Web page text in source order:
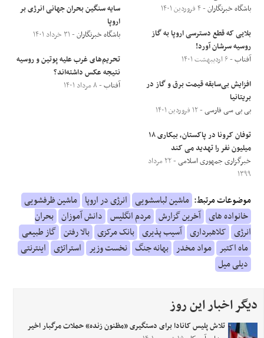
باشگاه خبرنگاران- ۴ فروردین ۱۴۰۱
بلایی که قطع دسترسی اروپا به گاز
روسیه سرشان آورد!
آفتاب- ۶ اردیبهشت ۱۴۰۱
افزایش بی‌سابقه قیمت برق و گاز در
بریتانیا
بی بی سی فارسی- ۱۲ فروردین ۱۴۰۱
توفان کرونا در پاکستان، بیکاری ۱۸
میلیون نفر را تهدید می کند
خبرگزاری جمهوری اسلامی
- ۲۲ مرداد
۱۳۹۹
سایه سنگین بحران جهانی انرژی بر
اروپا
باشگاه خبرنگاران- ۳۱ خرداد ۱۴۰۱
تحریم‌های غرب علیه پوتین و روسیه
نتیجه عکس داشته‌اند؟
آفتاب- ۸ مرداد ۱۴۰۱
موضوعات مرتبط: ماشین لباسشویی انرژی در اروپا ماشین ظرفشویی
خانواده های آخرین گزارش مردم انگلیس دانش آموزان بحران
انرژی کلاهبرداری آسیب پذیری بانک مرکزی بالا رفتن گاز طبیعی
ماه اکتبر مواد مخدر بهانه جنگ نخست وزیر استراتژی اینترنتی
دیلی میل
دیگر اخبار این روز
تلاش پلیس کانادا برای دستگیری «مظنون زنده» حملات مرگبار اخیر